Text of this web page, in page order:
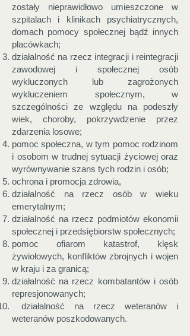
zostały nieprawidłowo umieszczone w
szpitalach i klinikach psychiatrycznych,
domach pomocy społecznej bądź innych
placówkach;
działalność na rzecz integracji i reintegracji
zawodowej i społecznej osób
wykluczonych lub zagrożonych
wykluczeniem społecznym, w
szczególności ze względu na podeszły
wiek, choroby, pokrzywdzenie przez
zdarzenia losowe;
pomoc społeczna, w tym pomoc rodzinom
i osobom w trudnej sytuacji życiowej oraz
wyrównywanie szans tych rodzin i osób;
ochrona i promocja zdrowia,
działalność na rzecz osób w wieku
emerytalnym;
działalność na rzecz podmiotów ekonomii
społecznej i przedsiębiorstw społecznych;
pomoc ofiarom katastrof, klęsk
żywiołowych, konfliktów zbrojnych i wojen
w kraju i za granicą;
działalność na rzecz kombatantów i osób
represjonowanych;
działalność na rzecz weteranów i
weteranów poszkodowanych.